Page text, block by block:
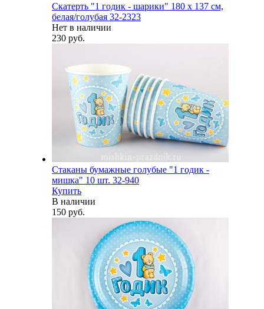
Скатерть "1 годик - шарики" 180 х 137 см,
белая/голубая 32-2323
Нет в наличии
230 руб.
Стаканы бумажные голубые "1 годик -
мишка" 10 шт. 32-940
Купить
В наличии
150 руб.